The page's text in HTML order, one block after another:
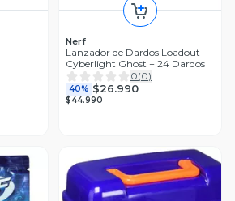
Nerf
Lanzador de Dardos Loadout
Cyberlight Ghost + 24 Dardos
0(0)
40% $26.990
$44.990